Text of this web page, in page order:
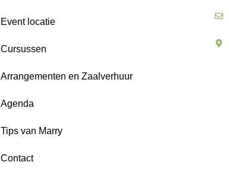
Event locatie
Cursussen
Arrangementen en Zaalverhuur
Agenda
Tips van Marry
Contact